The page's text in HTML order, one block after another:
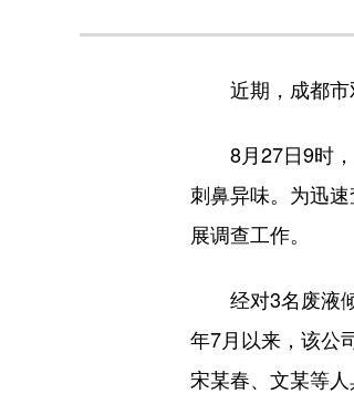
近期，成都
8月27日9时
刺鼻异味。为迅
展调查工作。
经对3名废液
年7月以来，该公
宋某春、文某等